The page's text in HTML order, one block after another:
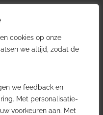
cookies op onze
we altijd, zodat de
we feedback en
Met personalisatie-
voorkeuren aan. Met
sector in uw inbox.